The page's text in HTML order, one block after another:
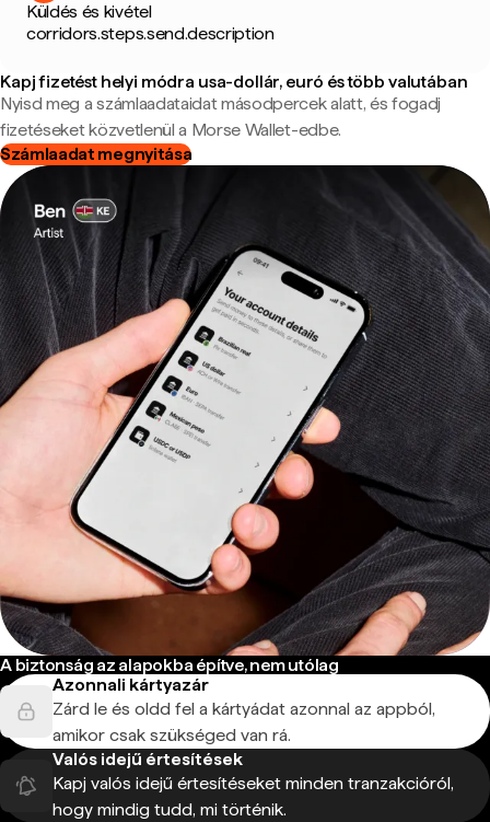
Küldés és kivétel
corridors.steps.send.description
Kapj fizetést helyi módra usa-dollár, euró és több valutában
Nyisd meg a számlaadataidat másodpercek alatt, és fogadj
fizetéseket közvetlenül a Morse Wallet-edbe.
Számlaadat megnyitása
A biztonság az alapokba építve, nem utólag
Azonnali kártyazár
Zárd le és oldd fel a kártyádat azonnal az appból,
amikor csak szükséged van rá.
Valós idejű értesítések
Kapj valós idejű értesítéseket minden tranzakcióról,
hogy mindig tudd, mi történik.